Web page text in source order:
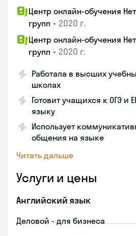
Центр онлайн-обучения
групп • 2020 г.
Центр онлайн-обучения
групп • 2020 г.
Работала в высших
школах
Готовит учащихся к ОГЭ и
языку
Использует
общения на языке
Читать дальше
Услуги и цены
Английский язык
Деловой - для бизнеса